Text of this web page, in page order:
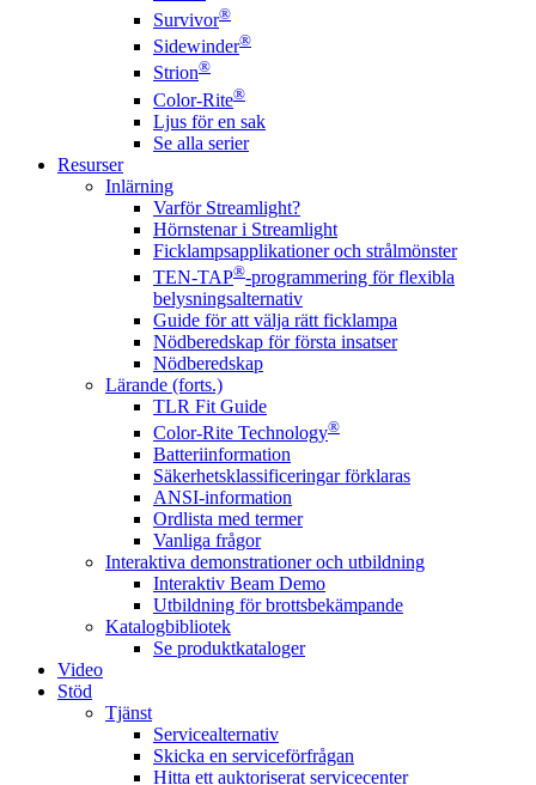
Survivor®
Sidewinder®
Strion®
Color-Rite®
Ljus för en sak
Se alla serier
Resurser
Inlärning
Varför Streamlight?
Hörnstenar i Streamlight
Ficklampsapplikationer och strålmönster
TEN-TAP®-programmering för flexibla
belysningsalternativ
Guide för att välja rätt ficklampa
Nödberedskap för första insatser
Nödberedskap
Lärande (forts.)
TLR Fit Guide
Color-Rite Technology®
Batteriinformation
Säkerhetsklassificeringar förklaras
ANSI-information
Ordlista med termer
Vanliga frågor
Interaktiva demonstrationer och utbildning
Interaktiv Beam Demo
Utbildning för brottsbekämpande
Katalogbibliotek
Se produktkataloger
Video
Stöd
Tjänst
Servicealternativ
Skicka en serviceförfrågan
Hitta ett auktoriserat servicecenter